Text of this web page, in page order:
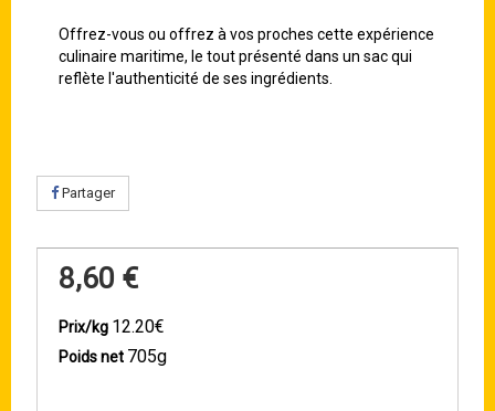
Offrez-vous ou offrez à vos proches cette expérience
culinaire maritime, le tout présenté dans un sac qui
reflète l'authenticité de ses ingrédients.
Partager
8,60 €
Prix/kg 12.20€
Poids net 705g